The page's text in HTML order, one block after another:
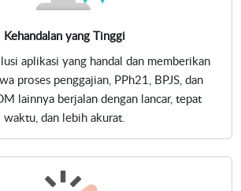
Kehandalan yang Tinggi
aplikasi yang handal dan memberikan
proses penggajian, PPh21, BPJS, dan
lainnya berjalan dengan lancar, tepat
waktu, dan lebih akurat.